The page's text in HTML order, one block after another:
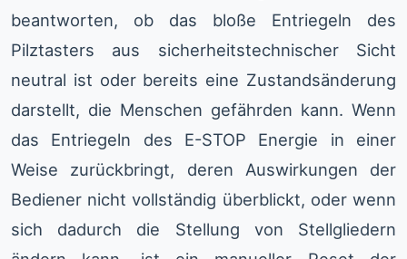
beantworten, ob das bloße Entriegeln des
Pilztasters aus sicherheitstechnischer Sicht
neutral ist oder bereits eine Zustandsänderung
darstellt, die Menschen gefährden kann. Wenn
das Entriegeln des E-STOP Energie in einer
Weise zurückbringt, deren Auswirkungen der
Bediener nicht vollständig überblickt, oder wenn
sich dadurch die Stellung von Stellgliedern